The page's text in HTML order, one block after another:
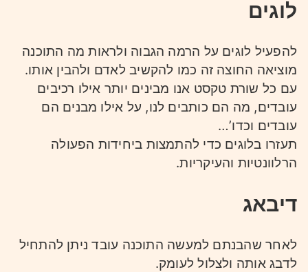
לוגים
להפעיל לוגים על הרמה הגבוה ולראות מה התוכנה
מוציאה החוצה זה כמו להקשיב לאדם ולהבין אותו.
עם כל שורת טקסט אנו מבינים יותר אילו רכיבים
עובדים, מה הם כותבים לנו, על אילו מבנים הם
עובדים וכדו’…
תעזרו בלוגים כדי להתמצות ביחידות הפעולה
הרלוונטיות והעיקריות.
דיבאג
לאחר שהבנתם למעשה התוכנה עובד ניתן להתחיל
לדבג אותה ולצלול לעומק.